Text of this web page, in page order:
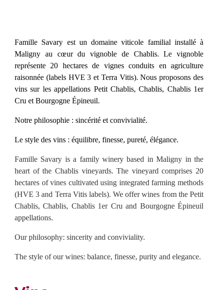
Famille Savary est un domaine viticole familial installé à
Maligny au cœur du vignoble de Chablis. Le vignoble
représente 20 hectares de vignes conduits en agriculture
raisonnée (labels HVE 3 et Terra Vitis). Nous proposons des
vins sur les appellations Petit Chablis, Chablis, Chablis 1er
Cru et Bourgogne Épineuil.
Notre philosophie : sincérité et convivialité.
Le style des vins : équilibre, finesse, pureté, élégance.
Famille Savary is a family winery based in Maligny in the
heart of the Chablis vineyards. The vineyard comprises 20
hectares of vines cultivated using integrated farming methods
(HVE 3 and Terra Vitis labels). We offer wines from the Petit
Chablis, Chablis, Chablis 1er Cru and Bourgogne Épineuil
appellations.
Our philosophy: sincerity and conviviality.
The style of our wines: balance, finesse, purity and elegance.